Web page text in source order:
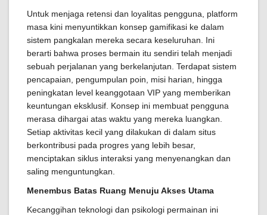
Untuk menjaga retensi dan loyalitas pengguna, platform
masa kini menyuntikkan konsep gamifikasi ke dalam
sistem pangkalan mereka secara keseluruhan. Ini
berarti bahwa proses bermain itu sendiri telah menjadi
sebuah perjalanan yang berkelanjutan. Terdapat sistem
pencapaian, pengumpulan poin, misi harian, hingga
peningkatan level keanggotaan VIP yang memberikan
keuntungan eksklusif. Konsep ini membuat pengguna
merasa dihargai atas waktu yang mereka luangkan.
Setiap aktivitas kecil yang dilakukan di dalam situs
berkontribusi pada progres yang lebih besar,
menciptakan siklus interaksi yang menyenangkan dan
saling menguntungkan.
Menembus Batas Ruang Menuju Akses Utama
Kecanggihan teknologi dan psikologi permainan ini